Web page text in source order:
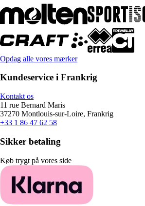
Opdag alle vores mærker
Kundeservice i Frankrig
Kontakt os
11 rue Bernard Maris
37270 Montlouis-sur-Loire, Frankrig
+33 1 86 47 62 58
Sikker betaling
Køb trygt på vores side